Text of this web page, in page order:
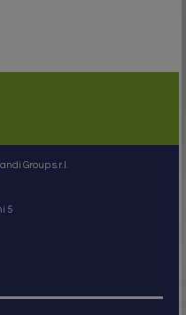
Group s.r.l.
5